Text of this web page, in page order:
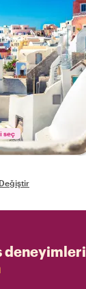
seç
Değiştir
deneyimleri